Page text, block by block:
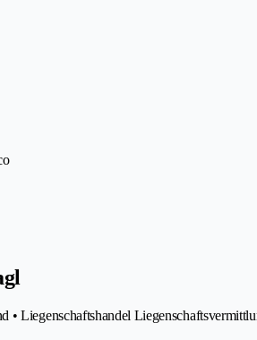
• Liegenschaftshandel